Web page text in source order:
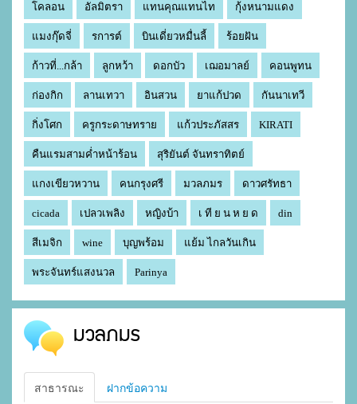
โคลอน อัลมิตรา แทนคุณแทนไท กุ้งหนามแดง
แมงกุ๊ดจี่ รการต์ บินเดี่ยวหมื่นลี้ ร้อยฝัน
ก้าวที่...กล้า ลูกหว้า ดอกบัว เฌอมาลย์ คอนพูทน
ก่องกิก ลานเทวา อินสวน ยาแก้ปวด กันนาเทวี
กิ่งโศก ครูกระดาษทราย แก้วประภัสสร KIRATI
คืนแรมสามค่ำหน้าร้อน สุริยันต์ จันทราทิตย์
แกงเขียวหวาน คนกรุงศรี มวลภมร ดาวศรัทธา
cicada เปลวเพลิง หญิงบ้า เ ที ย น ห ย ด din
สีเมจิก wine บุญพร้อม แย้ม ไกลวันเกิน
พระจันทร์แสงนวล Parinya
มวลภมร
สาธารณะ ฝากข้อความ